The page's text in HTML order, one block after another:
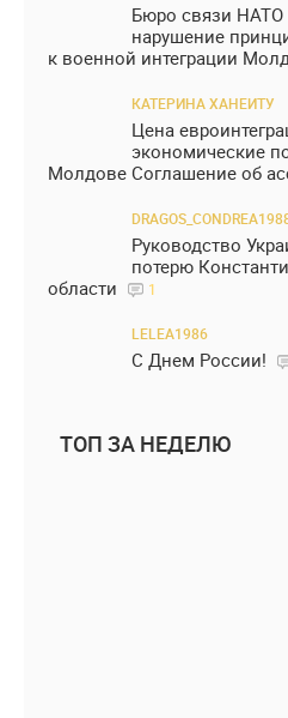
Бюро связи
нарушение
к военной интеграции
КАТЕРИНА ХАНЕИТУ
Цена
экономические
Молдове Соглашение об
Руководство
потерю
области
1
LELEA1986
С Днем России!
ТОП ЗА НЕДЕЛЮ